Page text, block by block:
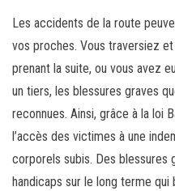
Les accidents de la route
vos proches. Vous traversiez
prenant la suite, ou vous avez
un tiers, les blessures graves
reconnues. Ainsi, grâce à la loi
l’accès des victimes à une
corporels subis. Des blessures
handicaps sur le long terme